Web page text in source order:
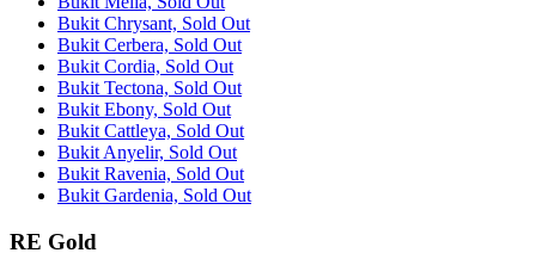
Bukit Chrysant, Sold Out
Bukit Cerbera, Sold Out
Bukit Cordia, Sold Out
Bukit Tectona, Sold Out
Bukit Ebony, Sold Out
Bukit Cattleya, Sold Out
Bukit Anyelir, Sold Out
Bukit Ravenia, Sold Out
Bukit Gardenia, Sold Out
RE Gold